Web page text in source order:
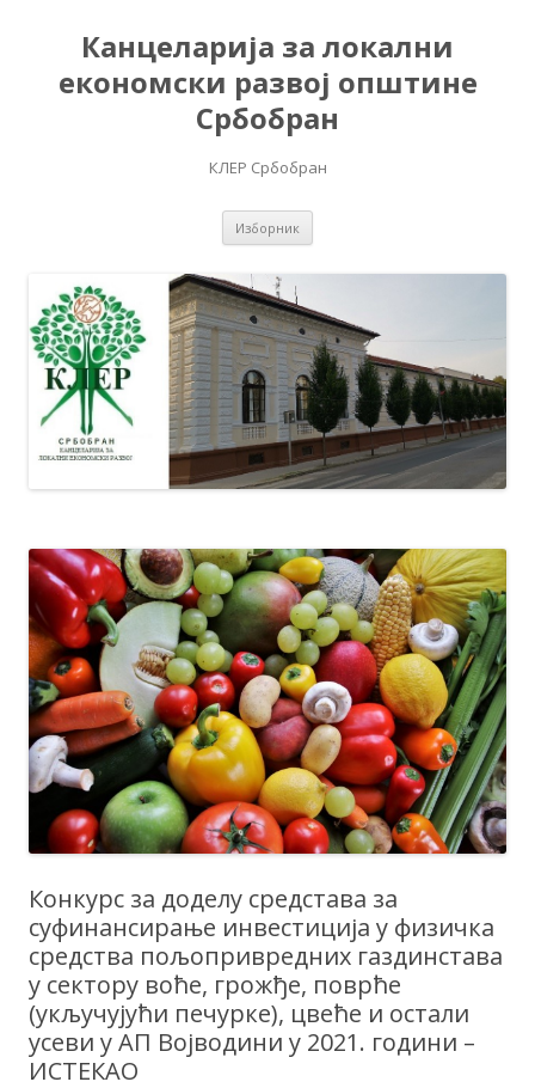
Канцеларија за локални
економски развој општине
Србобран
КЛЕР Србобран
Изборник
Конкурс за доделу средстава за
суфинансирање инвестиција у физичка
средства пољопривредних газдинстава
у сектору воће, грожђе, поврће
(укључујући печурке), цвеће и остали
усеви у АП Војводини у 2021. години –
ИСТЕКАО